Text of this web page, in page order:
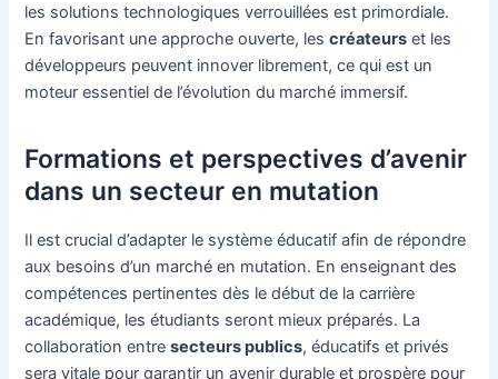
les solutions technologiques verrouillées est primordiale.
En favorisant une approche ouverte, lescréateurs et les
développeurs peuvent innover librement, ce qui est un
moteur essentiel de l’évolution du marché immersif.
Formations et perspectives d’avenir
dans un secteur en mutation
Il est crucial d’adapter le système éducatif afin de répondre
aux besoins d’un marché en mutation. En enseignant des
compétences pertinentes dès le début de la carrière
académique, les étudiants seront mieux préparés. La
collaboration entresecteurs publics, éducatifs et privés
sera vitale pour garantir un avenir durable et prospère pour